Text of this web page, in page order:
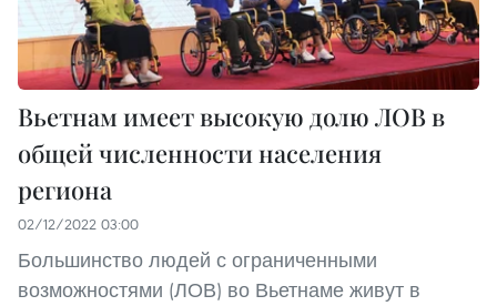
Вьетнам имеет высокую долю ЛОВ в
общей численности населения
региона
02/12/2022 03:00
Большинство людей с ограниченными
возможностями (ЛОВ) во Вьетнаме живут в